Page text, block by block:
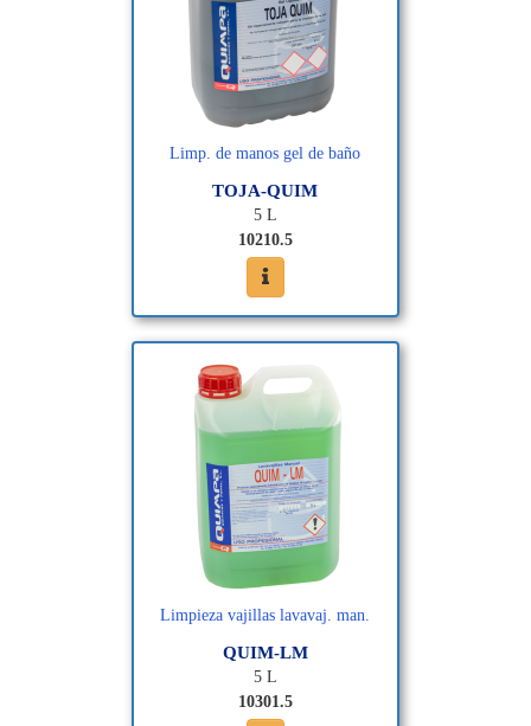
Limp. de manos gel de baño
TOJA-QUIM
5 L
10210.5
Limpieza vajillas lavavaj. man.
QUIM-LM
5 L
10301.5